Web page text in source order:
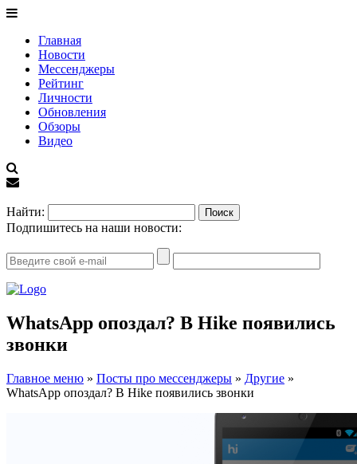
Главная
Новости
Мессенджеры
Рейтинг
Личности
Обновления
Обзоры
Видео
Найти:
Подпишитесь на наши новости:
WhatsApp опоздал? В Hike появились
звонки
Главное меню » Посты про мессенджеры » Другие »
WhatsApp опоздал? В Hike появились звонки